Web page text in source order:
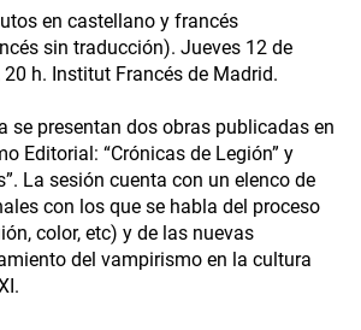
en castellano y francés
sin traducción). Jueves 12 de
h. Institut Francés de Madrid.
se presentan dos obras publicadas en
Editorial: “Crónicas de Legión” y
La sesión cuenta con un elenco de
con los que se habla del proceso
color, etc) y de las nuevas
del vampirismo en la cultura